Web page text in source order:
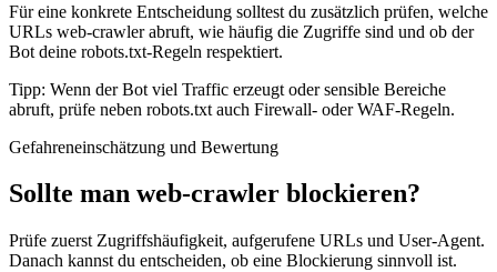
Für eine konkrete Entscheidung solltest du zusätzlich prüfen, welche
URLs web-crawler abruft, wie häufig die Zugriffe sind und ob der
Bot deine robots.txt-Regeln respektiert.
Tipp: Wenn der Bot viel Traffic erzeugt oder sensible Bereiche
abruft, prüfe neben robots.txt auch Firewall- oder WAF-Regeln.
Gefahreneinschätzung und Bewertung
Sollte man web-crawler blockieren?
Prüfe zuerst Zugriffshäufigkeit, aufgerufene URLs und User-Agent.
Danach kannst du entscheiden, ob eine Blockierung sinnvoll ist.